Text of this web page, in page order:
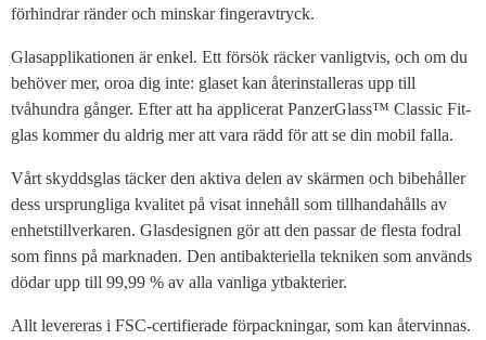
förhindrar ränder och minskar fingeravtryck.
Glasapplikationen är enkel. Ett försök räcker vanligtvis, och om du
behöver mer, oroa dig inte: glaset kan återinstalleras upp till
tvåhundra gånger. Efter att ha applicerat PanzerGlass™ Classic Fit-
glas kommer du aldrig mer att vara rädd för att se din mobil falla.
Vårt skyddsglas täcker den aktiva delen av skärmen och bibehåller
dess ursprungliga kvalitet på visat innehåll som tillhandahålls av
enhetstillverkaren. Glasdesignen gör att den passar de flesta fodral
som finns på marknaden. Den antibakteriella tekniken som används
dödar upp till 99,99 % av alla vanliga ytbakterier.
Allt levereras i FSC-certifierade förpackningar, som kan återvinnas.